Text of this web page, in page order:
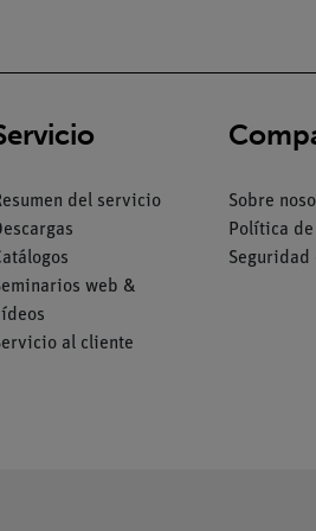
del servicio
web &
al cliente
Sobre
Política
Seguridad